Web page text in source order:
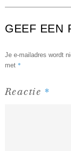
GEEF EEN
Je e-mailadres wordt
met *
Reactie *